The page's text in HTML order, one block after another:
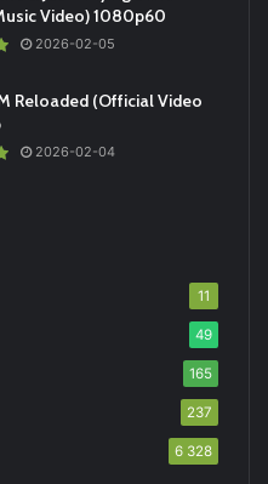
Video) 1080p60
2026-02-05
Reloaded (Official Video
2026-02-04
11
49
165
237
6 328